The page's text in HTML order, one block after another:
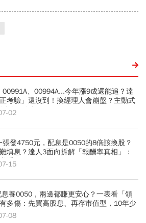
00991A、00994A...今年漲9成還能追？達
考驗」還沒到！換經理人會崩盤？主動式
必知3件事
02
發4750元，配息是0050的8倍該換股？
填息？達人3面向拆解「報酬率真相」：
看
15
養0050，兩邊都賺更安心？一表看「領
多傷：先買高股息、再存市值型，10年少
08